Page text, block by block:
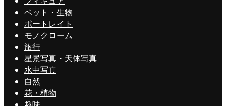
ペット・生物
ポートレイト
モノクローム
旅行
星景写真・天体写真
水中写真
自然
花・植物